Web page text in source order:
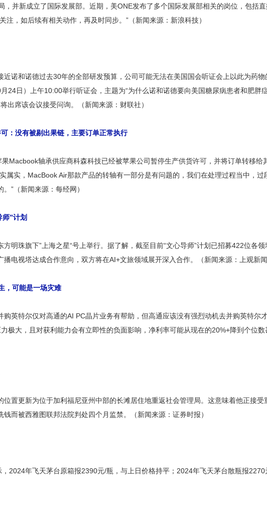
，并新成立了国际发展部。近期，美ONE发布了多个国际发展部相关的岗位，包括
注，如后续有相关动作，再及时同步。”（新闻来源：新浪科技）
近诺和诺德过去30年的全部研发预算，公司可能无法在美国国会听证会上以此为药
24日）上午10:00举行听证会，主题为“为什么诺和诺德要向美国糖尿病患者和肥
出席该会议接受问询。（新闻来源：财联社）
：没有被剔出果链，主要订单正常执行
Macbook轴承供应商科森科技已经被苹果公司暂停生产供货许可，并将订单转移
属实，MacBook Air那款产品的转轴有一部分是有问题的，我们在处理过程当中，
”（新闻来源：每经网）
师”计划
明珠旗下”上海之星“号上举行。据了解，截至目前“文心导师”计划已招募422位各
电视塔达成合作意向，双方将在AI+文旅领域展开深入合作。（新闻来源：上观新闻
，可能是一场灾难
购英特尔仅对高通的AI PC晶片业务有帮助，但高通应该没有强烈动机去并购英特
极大，且对获利能力会有立即性的负面影响，净利率可能从现在的20%+降到个位
位置更新为位于加利福尼亚州中部的长滩居住地重返社会管理局。这意味着他正接
而被西雅图联邦法院判处四个月监禁。（新闻来源：证券时报）
2024年飞天茅台原箱报2390元/瓶，与上日价格持平；2024年飞天茅台散瓶报